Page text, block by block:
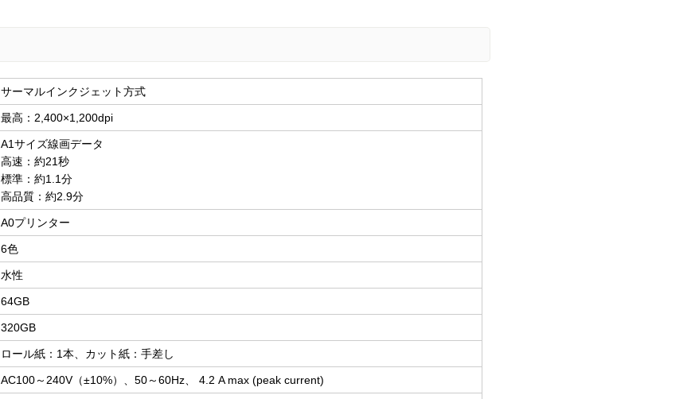
サーマルインクジェット方式
最高：2,400×1,200dpi
A1サイズ線画データ
高速：約21秒
標準：約1.1分
高品質：約2.9分
A0プリンター
6色
水性
64GB
320GB
ロール紙：1本、カット紙：手差し
AC100～240V（±10%）、50～60Hz、 4.2 A max (peak current)